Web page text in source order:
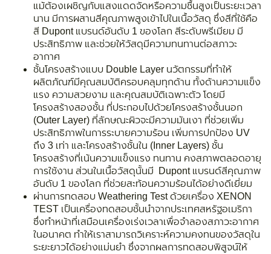
แม้ต้องเผชิญกับแสงแดดจัดหรือความชื้นสูงเป็นระยะเวลา
นาน มีการผสานสีคุณภาพสูงเข้าไปในเนื้อวัสดุ ซึ่งสีที่ใช้คือ
สี Dupont แบรนด์อันดับ 1 ของโลก สีระดับพรีเมียม มี
ประสิทธิภาพ และช่วยให้วัสดุมีความทนทานต่อสภาวะ
อากาศ
ชั้นโครงสร้างแบบ Double Layer นวัตกรรมที่ทำให้
ผลิตภัณฑ์มีคุณสมบัติครอบคลุมทุกด้าน ทั้งด้านความแข็ง
แรง ความสวยงาม และคุณสมบัติเฉพาะตัว โดยมี
โครงสร้างสองชั้น ที่ประกอบไปด้วยโครงสร้างชั้นนอก
(Outer Layer) ที่ลักษณะผิวจะมีความมันเงา ที่ช่วยเพิ่ม
ประสิทธิภาพในการระบายความร้อน เพิ่มการปกป้อง UV
ถึง 3 เท่า และโครงสร้างชั้นใน (Inner Layers) ชั้น
โครงสร้างที่เน้นความแข็งแรง ทนทาน คงสภาพตลอดอายุ
การใช้งาน ส่วนในเนื้อวัสดุนั้นมี Dupont แบรนด์สีคุณภาพ
อันดับ 1 ของโลก ที่ช่วยสะท้อนความร้อนได้อย่างดีเยี่ยม
ผ่านการทดสอบ Weathering Test ด้วยเครื่อง XENON
TEST เป็นเครื่องทดสอบชั้นนำจากประเทศสหรัฐอเมริกา
ซึ่งทำหน้าที่เสมือนเครื่องเร่งเวลาเพื่อจำลองสภาวะอากาศ
ในอนาคต ทำให้เราสามารถวิเคราะห์ความคงทนของวัสดุใน
ระยะยาวได้อย่างแม่นยำ ซึ่งจากผลการทดสอบพิสูจน์ให้